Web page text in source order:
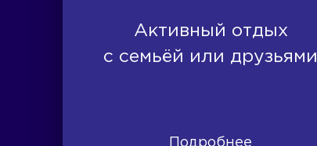
Активный отдых
с семьёй или друзьями
Подробнее